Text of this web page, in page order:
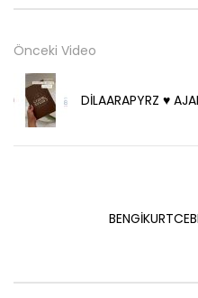
Önceki Video
DİLAARAPYRZ ♥️